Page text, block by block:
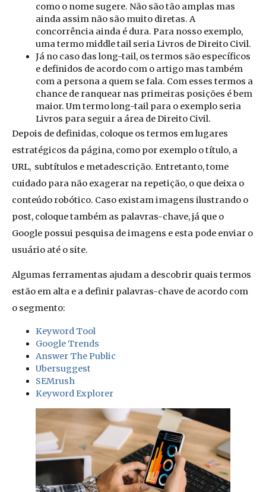
como o nome sugere. Não são tão amplas mas
ainda assim não são muito diretas. A
concorrência ainda é dura. Para nosso exemplo,
uma termo middle tail seriaLivros de Direito Civil.
Já no caso daslong-tail, os termos são específicos
e definidos de acordo com o artigo mas também
com a persona a quem se fala. Com esses termos a
chance de ranquear nas primeiras posições é bem
maior. Um termo long-tail para o exemplo seria
Livros para seguir a área de Direito Civil.
Depois de definidas, coloque os termos em lugares
estratégicos da página, como por exemplo o título, a
URL, subtítulos e metadescrição. Entretanto, tome
cuidado para não exagerar na repetição, o que deixa o
conteúdo robótico. Caso existam imagens ilustrando o
post, coloque também as palavras-chave, já que o
Google possui pesquisa de imagens e esta pode enviar o
usuário até o site.
Algumas ferramentas ajudam a descobrir quais termos
estão em alta e a definir palavras-chave de acordo com
o segmento:
Keyword Tool
Google Trends
Answer The Public
Ubersuggest
SEMrush
Keyword Explorer